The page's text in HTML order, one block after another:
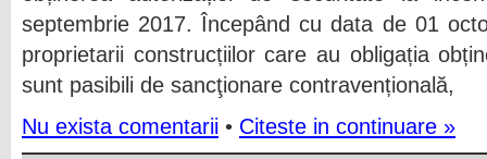
septembrie 2017. Începând cu data de 01
proprietarii construcțiilor care au obligația
sunt pasibili de sancţionare contravențională,
Nu exista comentarii • Citeste in continuare »